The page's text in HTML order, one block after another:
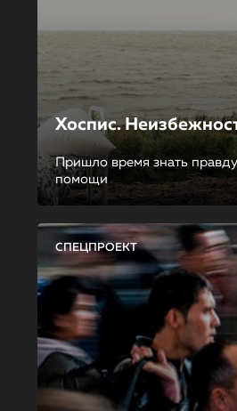
Хоспис.
Пришло время знать
помощи
СПЕЦПРОЕКТ